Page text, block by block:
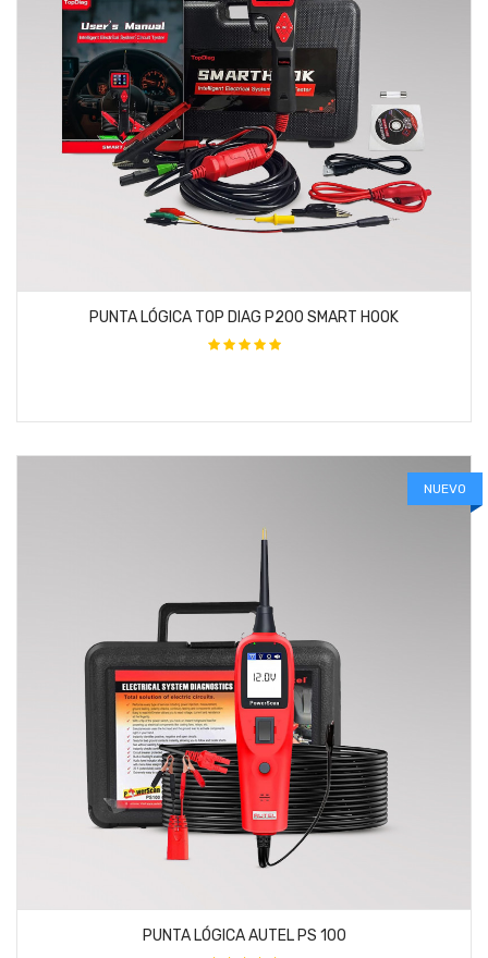
PUNTA LÓGICA TOP DIAG P200 SMART HOOK
NUEVO
PUNTA LÓGICA AUTEL PS 100